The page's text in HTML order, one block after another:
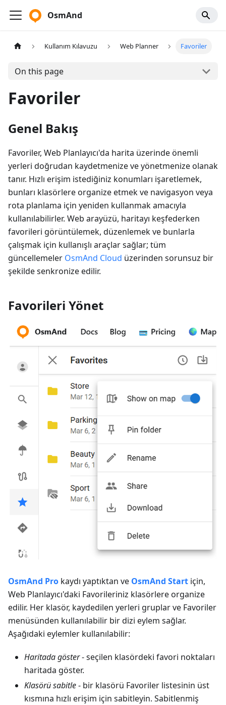
OsmAnd
Kullanım Kılavuzu Web Planner Favoriler
On this page
Favoriler
Genel Bakış
Favoriler, Web Planlayıcı'da harita üzerinde önemli
yerleri doğrudan kaydetmenize ve yönetmenize olanak
tanır. Hızlı erişim istediğiniz konumları işaretlemek,
bunları klasörlere organize etmek ve navigasyon veya
rota planlama için yeniden kullanmak amacıyla
kullanılabilirler. Web arayüzü, haritayı keşfederken
favorileri görüntülemek, düzenlemek ve bunlarla
çalışmak için kullanışlı araçlar sağlar; tüm
güncellemeler OsmAnd Cloud üzerinden sorunsuz bir
şekilde senkronize edilir.
Favorileri Yönet
OsmAnd Pro kaydı yaptıktan ve OsmAnd Start için,
Web Planlayıcı'daki Favorileriniz klasörlere organize
edilir. Her klasör, kaydedilen yerleri gruplar ve Favoriler
menüsünden kullanılabilir bir dizi eylem sağlar.
Aşağıdaki eylemler kullanılabilir:
Haritada göster- seçilen klasördeki favori noktaları
haritada göster.
Klasörü sabitle- bir klasörü Favoriler listesinin üst
kısmına hızlı erişim için sabitleyin. Sabitlenmiş